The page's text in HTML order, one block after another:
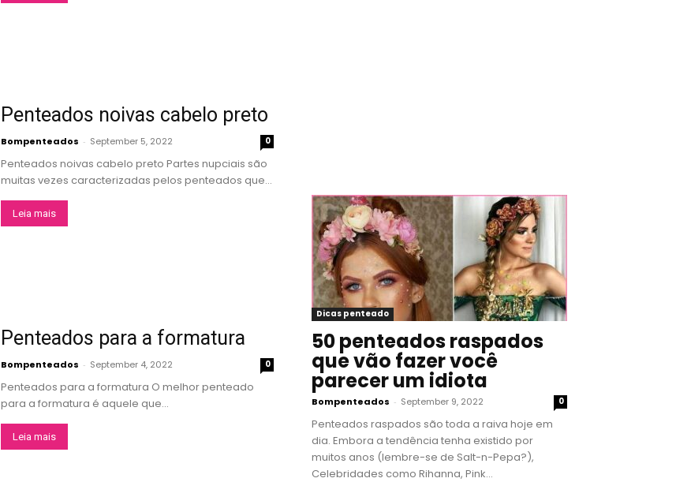
Penteados noivas cabelo preto
Bompenteados - September 5, 2022 0
Penteados noivas cabelo preto Partes nupciais são
muitas vezes caracterizadas pelos penteados que...
Leia mais
Penteados para a formatura
Bompenteados - September 4, 2022 0
Penteados para a formatura O melhor penteado
para a formatura é aquele que...
Leia mais
Dicas penteado
50 penteados raspados
que vão fazer você
parecer um idiota
Bompenteados - September 9, 2022 0
Penteados raspados são toda a raiva hoje em
dia. Embora a tendência tenha existido por
muitos anos (lembre-se de Salt-n-Pepa?),
Celebridades como Rihanna, Pink...